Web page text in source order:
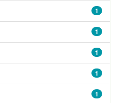
1
1
1
1
1